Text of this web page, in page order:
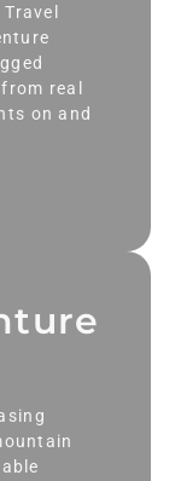
real
on and